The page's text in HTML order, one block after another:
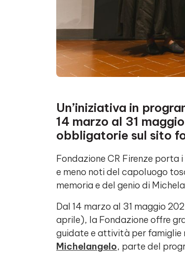
Un’iniziativa in
14 marzo al 31
obbligatorie sul sito
Fondazione CR Firenze
e meno noti del capoluogo
memoria e del genio di
Dal 14 marzo al 31 maggio
aprile), la Fondazione offre
guidate e attività per famiglie
Michelangelo, parte del